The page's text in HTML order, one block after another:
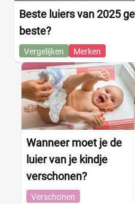
Beste luiers van 2025
beste?
Vergelijken Merken
Wanneer moet je de
luier van je kindje
verschonen?
Verschonen